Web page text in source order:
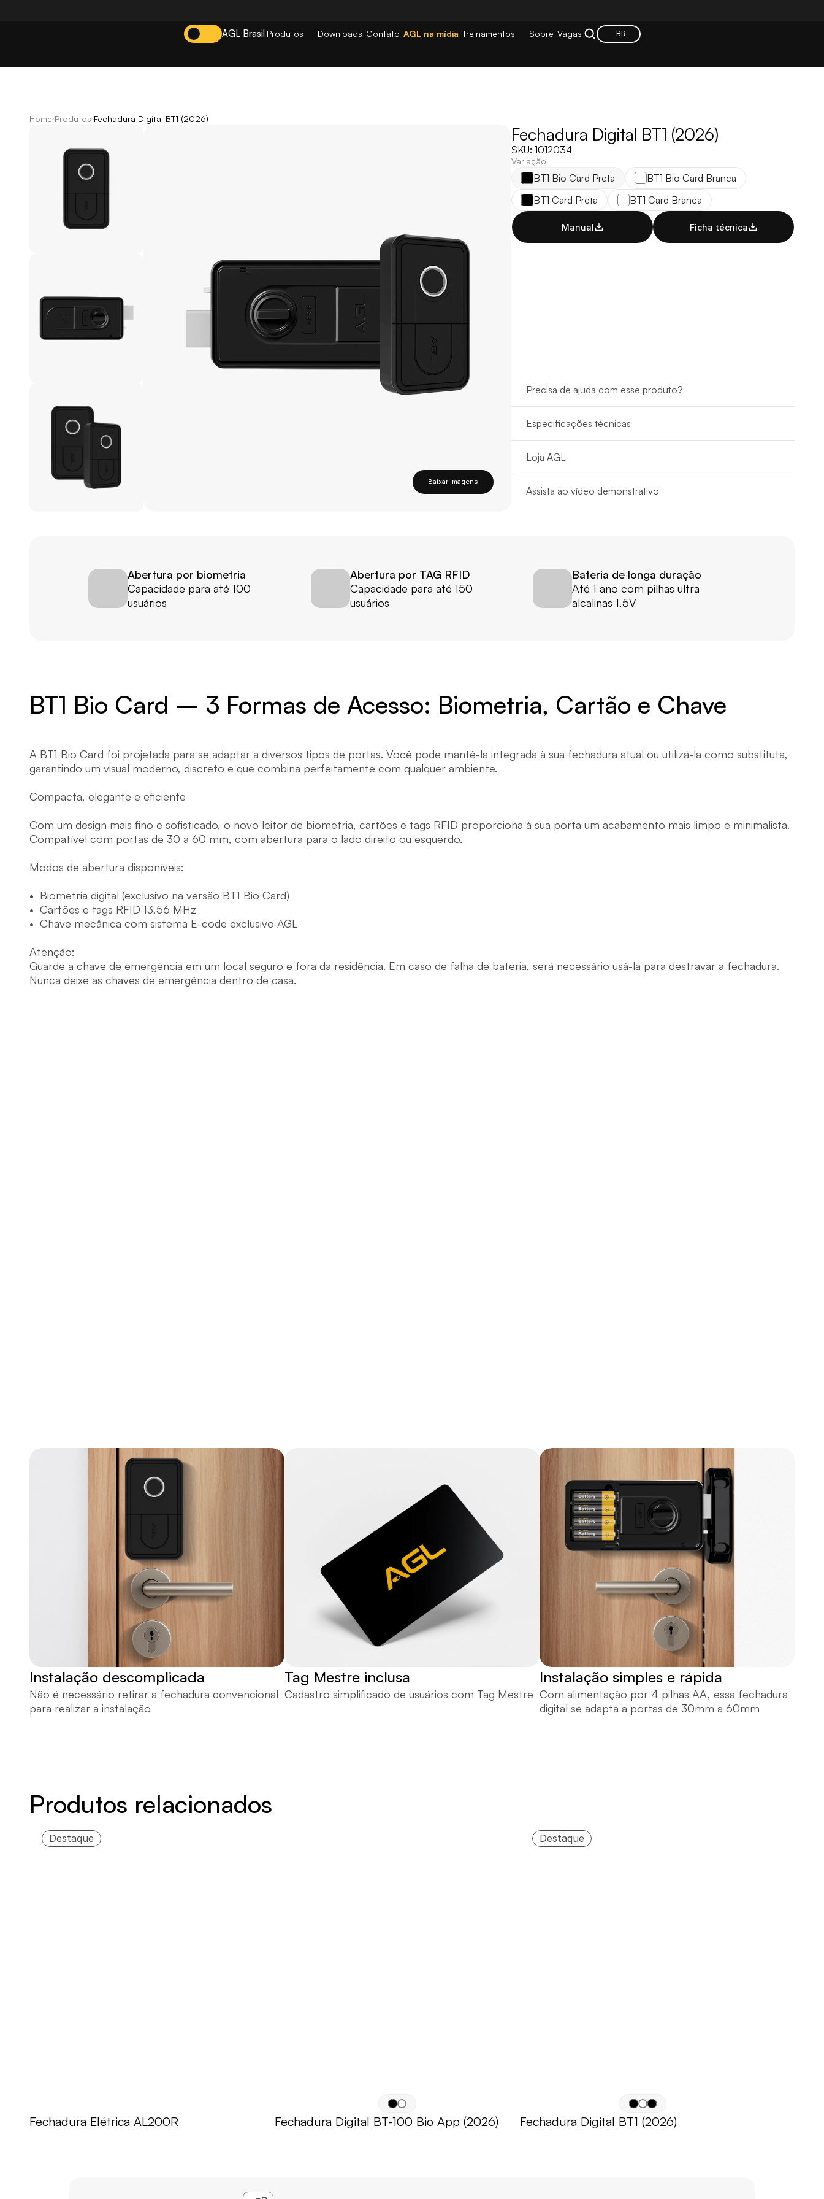
AGL Brasil Produtos Downloads Contato AGL na mídia Treinamentos Sobre Vagas BR
Home Produtos Fechadura Digital BT1 (2026)
Baixar imagens
Fechadura Digital BT1 (2026)
SKU: 1012034
Variação
BT1 Bio Card Preta
BT1 Bio Card Branca
BT1 Card Preta
BT1 Card Branca
Manual Ficha técnica
Precisa de ajuda com esse produto?
Especificações técnicas
Loja AGL
Assista ao vídeo demonstrativo
Abertura por biometria
Capacidade para até 100
usuários
Abertura por TAG RFID
Capacidade para até 150
usuários
Bateria de longa duração
Até 1 ano com pilhas ultra
alcalinas 1,5V
BT1 Bio Card – 3 Formas de Acesso: Biometria, Cartão e Chave
A BT1 Bio Card foi projetada para se adaptar a diversos tipos de portas. Você pode mantê-la integrada à sua fechadura atual ou utilizá-la como substituta,
garantindo um visual moderno, discreto e que combina perfeitamente com qualquer ambiente.
Compacta, elegante e eficiente
Com um design mais fino e sofisticado, o novo leitor de biometria, cartões e tags RFID proporciona à sua porta um acabamento mais limpo e minimalista.
Compatível com portas de 30 a 60 mm, com abertura para o lado direito ou esquerdo.
Modos de abertura disponíveis:
•  Biometria digital (exclusivo na versão BT1 Bio Card)
•  Cartões e tags RFID 13,56 MHz
•  Chave mecânica com sistema E-code exclusivo AGL
Atenção:
Guarde a chave de emergência em um local seguro e fora da residência. Em caso de falha de bateria, será necessário usá-la para destravar a fechadura.
Nunca deixe as chaves de emergência dentro de casa.
Instalação descomplicada
Não é necessário retirar a fechadura convencional
para realizar a instalação
Tag Mestre inclusa
Cadastro simplificado de usuários com Tag Mestre
Instalação simples e rápida
Com alimentação por 4 pilhas AA, essa fechadura
digital se adapta a portas de 30mm a 60mm
Produtos relacionados
Destaque
Fechadura Elétrica AL200R Fechadura Digital BT-100 Bio App (2026)
Destaque
Fechadura Digital BT1 (2026)